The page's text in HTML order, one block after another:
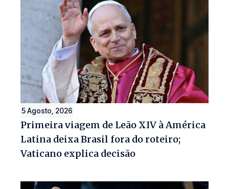
5 Agosto, 2026
Primeira viagem de Leão XIV à América
Latina deixa Brasil fora do roteiro;
Vaticano explica decisão